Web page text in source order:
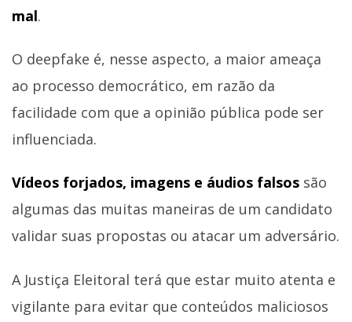
mal.
O deepfake é, nesse aspecto, a maior ameaça
ao processo democrático, em razão da
facilidade com que a opinião pública pode ser
influenciada.
Vídeos forjados, imagens e áudios falsos são
algumas das muitas maneiras de um candidato
validar suas propostas ou atacar um adversário.
A Justiça Eleitoral terá que estar muito atenta e
vigilante para evitar que conteúdos maliciosos